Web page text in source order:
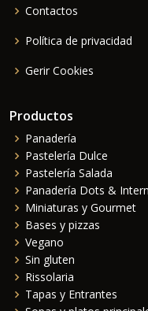
Contactos
Política de privacidad
Gerir Cookies
Productos
Panadería
Pastelería Dulce
Pastelería Salada
Panadería Dots &
Miniaturas y Gourmet
Bases y pizzas
Vegano
Sin gluten
Rissolaria
Tapas y Entrantes